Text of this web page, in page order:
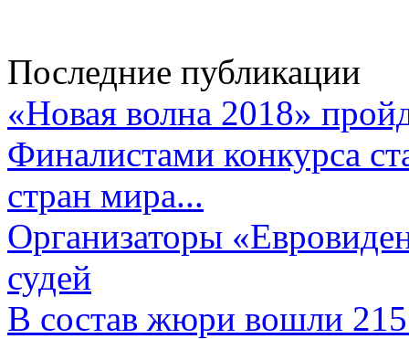
Последние публикации
«Новая волна 2018»
Финалистами конкурса
стран мира...
Организаторы
судей
В состав жюри вошли 215